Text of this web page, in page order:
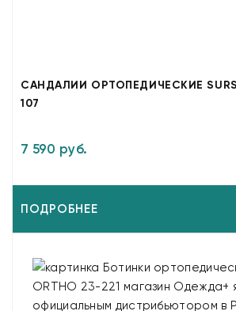
САНДАЛИИ ОРТОПЕДИЧЕСКИЕ
107
7 590 руб.
ПОДРОБНЕЕ